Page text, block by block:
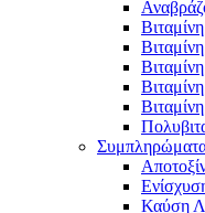
Καύση